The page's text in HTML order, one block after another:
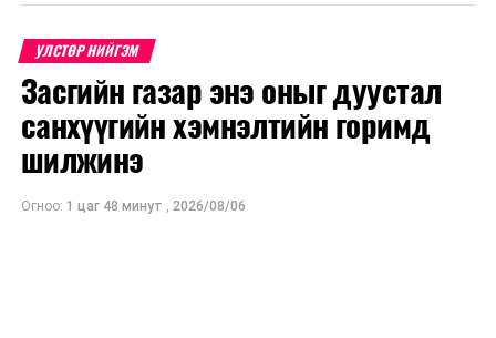
УЛСТӨР НИЙГЭМ
Засгийн газар энэ оныг дуустал
санхүүгийн хэмнэлтийн горимд
шилжинэ
Огноо: 1 цаг 48 минут , 2026/08/06